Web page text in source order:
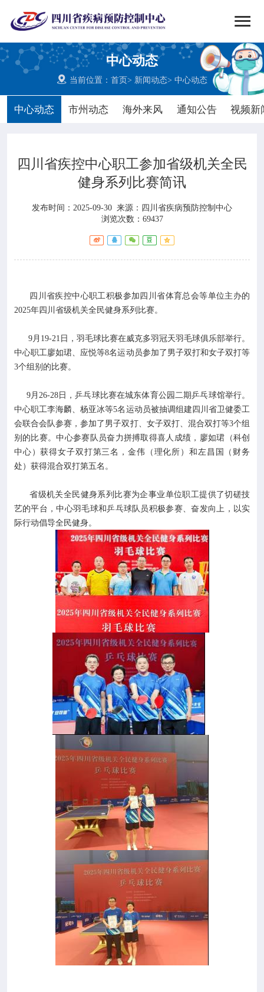

中心动态
 当前位置：首页> 新闻动态>中心动态
中心动态 市州动态 海外来风 通知公告 视频新

网站首页
中心概况 
新闻动态 
工作重点 
科研培训
科普园地 
在线互动 
政务公开 
四川省疾控中心职工参加省级机关全民
健身系列比赛简讯
发布时间：2025-09-30 来源： 四川省疾病预防控制中心
浏览次数：69437
四川省疾控中心职工积极参加四川省体育总会等单位主办的
2025年四川省级机关全民健身系列比赛。
9月19-21日，羽毛球比赛在威克多羽冠天羽毛球俱乐部举行。
中心职工廖如珺、应悦等8名运动员参加了男子双打和女子双打等
3个组别的比赛。
9月26-28日，乒乓球比赛在城东体育公园二期乒乓球馆举行。
中心职工李海麟、杨亚冰等5名运动员被抽调组建四川省卫健委工
会联合会队参赛，参加了男子双打、女子双打、混合双打等3个组
别的比赛。中心参赛队员奋力拼搏取得喜人成绩，廖如珺（科创
中心）获得女子双打第三名，金伟（理化所）和左昌国（财务
处）获得混合双打第五名。
省级机关全民健身系列比赛为企事业单位职工提供了切磋技
艺的平台，中心羽毛球和乒乓球队员积极参赛、奋发向上，以实
际行动倡导全民健身。